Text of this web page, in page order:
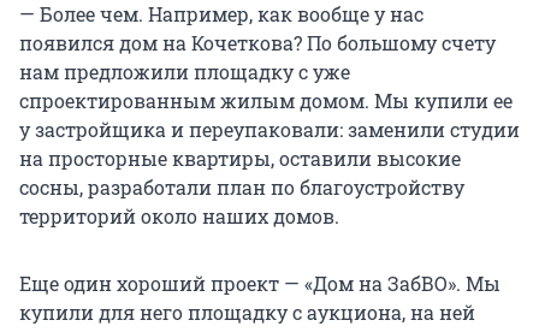
— Более чем. Например, как вообще у нас
появился дом на Кочеткова? По большому счету
нам предложили площадку с уже
спроектированным жилым домом. Мы купили ее
у застройщика и переупаковали: заменили студии
на просторные квартиры, оставили высокие
сосны, разработали план по благоустройству
территорий около наших домов.
Еще один хороший проект — «Дом на ЗабВО». Мы
купили для него площадку с аукциона, на ней